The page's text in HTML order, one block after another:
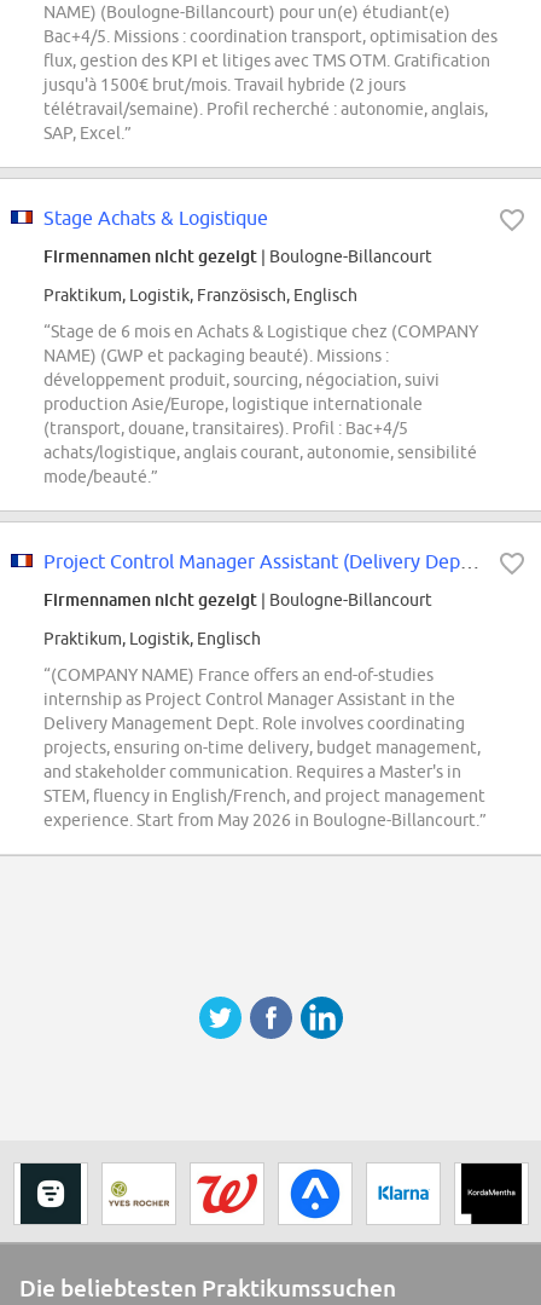
NAME) (Boulogne-Billancourt) pour un(e) étudiant(e)
Bac+4/5. Missions : coordination transport, optimisation des
flux, gestion des KPI et litiges avec TMS OTM. Gratification
jusqu'à 1500€ brut/mois. Travail hybride (2 jours
télétravail/semaine). Profil recherché : autonomie, anglais,
SAP, Excel.”
Stage Achats & Logistique
Firmennamen nicht gezeigt | Boulogne-Billancourt
Praktikum, Logistik, Französisch, Englisch
“Stage de 6 mois en Achats & Logistique chez (COMPANY
NAME) (GWP et packaging beauté). Missions :
développement produit, sourcing, négociation, suivi
production Asie/Europe, logistique internationale
(transport, douane, transitaires). Profil : Bac+4/5
achats/logistique, anglais courant, autonomie, sensibilité
mode/beauté.”
Firmennamen nicht gezeigt | Boulogne-Billancourt
Praktikum, Logistik, Englisch
“(COMPANY NAME) France offers an end-of-studies
internship as Project Control Manager Assistant in the
Delivery Management Dept. Role involves coordinating
projects, ensuring on-time delivery, budget management,
and stakeholder communication. Requires a Master's in
STEM, fluency in English/French, and project management
experience. Start from May 2026 in Boulogne-Billancourt.”
Die beliebtesten Praktikumssuchen